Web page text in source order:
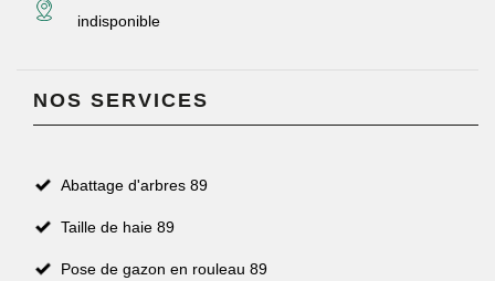
indisponible
NOS SERVICES
Abattage d'arbres 89
Taille de haie 89
Pose de gazon en rouleau 89